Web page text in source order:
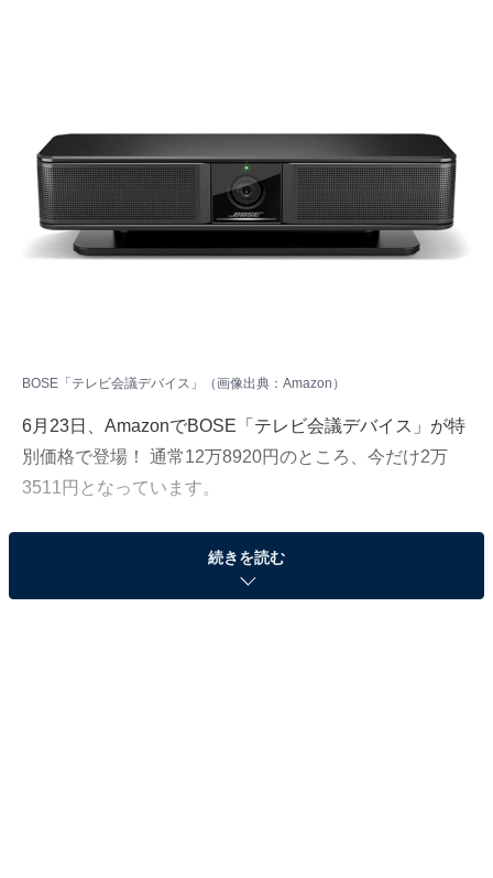
BOSE「テレビ会議デバイス」（画像出典：Amazon）
6月23日、 AmazonでBOSE「テレビ会議デバイス」が特
別価格で登場！ 通常12万8920円のところ、今だけ2万
3511円となっています。
そのほかにも注目の商品がラインナップされているので,
あわせて紹介していきましょう。
続きを読む